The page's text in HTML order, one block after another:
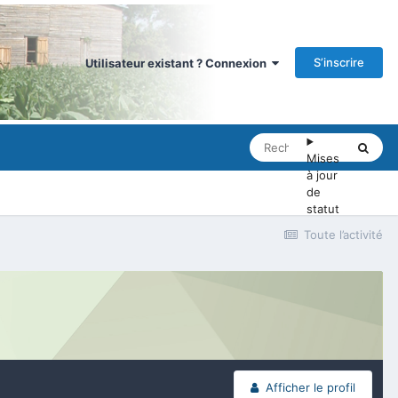
Utilisateur existant ? Connexion S’inscrire
Mises
à jour
de
statut
Toute l’activité
Afficher le profil